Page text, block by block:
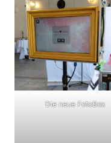
Die neue FotoBox